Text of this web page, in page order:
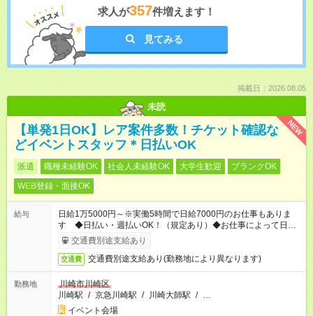
求人が357件増えます！
見てみる
掲載日：2026.08.05
未読
NEW
【単発1日OK】レア案件多数！チケット確認な
どイベントスタッフ＊日払いOK
派遣 職種未経験OK 社会人未経験OK 大学生歓迎
ブランクOK
WEB登録・面接OK
給与
日給1万5000円～※実働5時間で日給7000円のお仕事もありま
す ◆日払い・週払いOK！（規定あり）◆お仕事によって日給も
異なります
交通費別途支給あり
交通費 交通費別途支給あり(勤務地により異なります)
勤務地
川崎市川崎区
川崎駅 / 京急川崎駅 / 川崎大師駅 / …
イベント会場